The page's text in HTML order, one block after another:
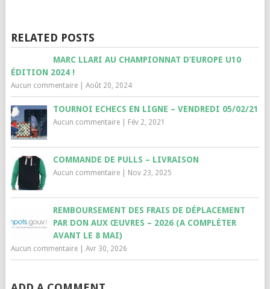
RELATED POSTS
MARC LLARI AU CHAMPIONNAT D’EUROPE U10
ÉDITION 2024 !
Aucun commentaire| Août 20, 2024
TOURNOI ECHECS EN LIGNE – VENDREDI 05/02/21
Aucun commentaire| Fév 2, 2021
COMMANDE DE PULLS – LIVRAISON
Aucun commentaire| Nov 23, 2025
REMBOURSEMENT DES FRAIS DE DÉPLACEMENT
PAR DON AUX ŒUVRES – 2026 (A COMPLÉTER
AVANT LE 8 MAI)
Aucun commentaire| Avr 30, 2026